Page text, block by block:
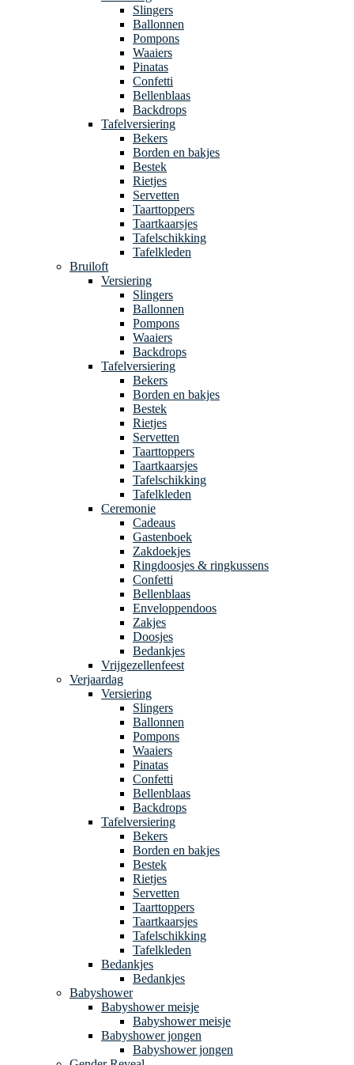
Slingers
Ballonnen
Pompons
Waaiers
Pinatas
Confetti
Bellenblaas
Backdrops
Tafelversiering
Bekers
Borden en bakjes
Bestek
Rietjes
Servetten
Taarttoppers
Taartkaarsjes
Tafelschikking
Tafelkleden
Bruiloft
Versiering
Slingers
Ballonnen
Pompons
Waaiers
Backdrops
Tafelversiering
Bekers
Borden en bakjes
Bestek
Rietjes
Servetten
Taarttoppers
Taartkaarsjes
Tafelschikking
Tafelkleden
Ceremonie
Cadeaus
Gastenboek
Zakdoekjes
Ringdoosjes & ringkussens
Confetti
Bellenblaas
Enveloppendoos
Zakjes
Doosjes
Bedankjes
Vrijgezellenfeest
Verjaardag
Versiering
Slingers
Ballonnen
Pompons
Waaiers
Pinatas
Confetti
Bellenblaas
Backdrops
Tafelversiering
Bekers
Borden en bakjes
Bestek
Rietjes
Servetten
Taarttoppers
Taartkaarsjes
Tafelschikking
Tafelkleden
Bedankjes
Bedankjes
Babyshower
Babyshower meisje
Babyshower meisje
Babyshower jongen
Babyshower jongen